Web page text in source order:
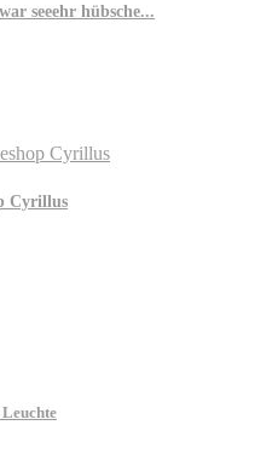
seeehr hübsche...
Cyrillus